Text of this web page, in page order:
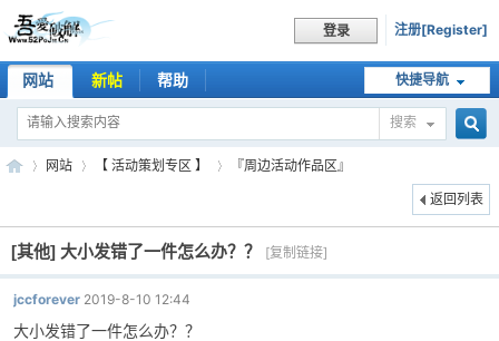
登录 注册[Register]
快捷导航
网站 新帖 帮助
搜索
吾 »
网站
›
【 活动策划专区 】
›
『周边活动作品区』
返回列表
[其他] 大小发错了一件怎么办？？ [复制链接]
jccforever 2019-8-10 12:44
大小发错了一件怎么办？？